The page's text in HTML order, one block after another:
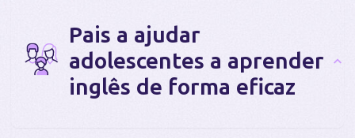
Pais a ajudar
adolescentes a aprender
inglês de forma eficaz